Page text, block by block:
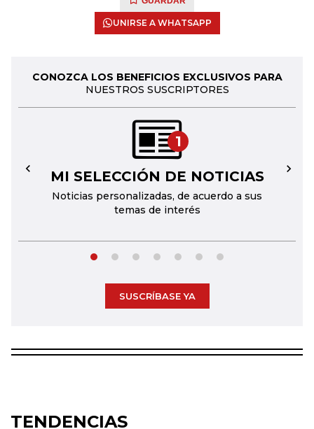
UNIRSE A WHATSAPP
CONOZCA LOS BENEFICIOS EXCLUSIVOS PARA
NUESTROS SUSCRIPTORES
1
MI SELECCIÓN DE NOTICIAS
Noticias personalizadas, de acuerdo a sus
temas de interés
← →
SUSCRÍBASE YA
TENDENCIAS